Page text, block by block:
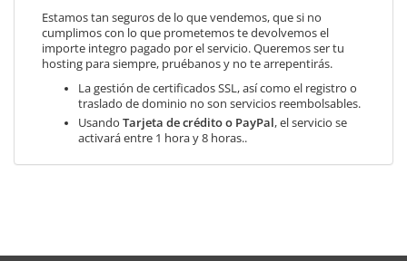
Estamos tan seguros de lo que vendemos, que si no
cumplimos con lo que prometemos te devolvemos el
importe integro pagado por el servicio. Queremos ser tu
hosting para siempre, pruébanos y no te arrepentirás.
La gestión de certificados SSL, así como el registro o
traslado de dominio no son servicios reembolsables.
Usando Tarjeta de crédito o PayPal, el servicio se
activará entre 1 hora y 8 horas..